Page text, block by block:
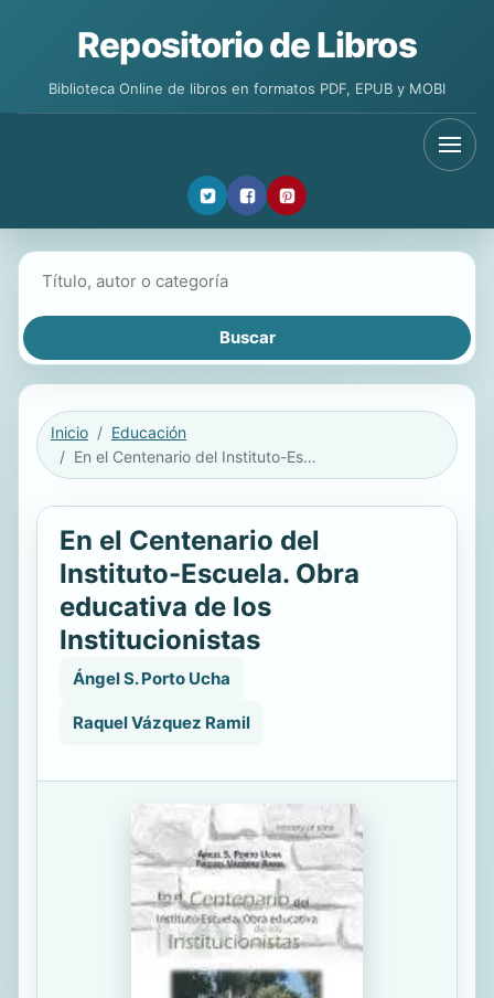
Repositorio de Libros
Biblioteca Online de libros en formatos PDF, EPUB y MOBI
Inicio
Educación
En el Centenario del Instituto-Escuela. Obra educativa de los Institucionistas
En el Centenario del
Instituto-Escuela. Obra
educativa de los
Institucionistas
Ángel S. Porto Ucha
Raquel Vázquez Ramil